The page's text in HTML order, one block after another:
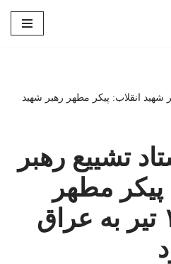
شهید انقلاب: پیکر مطهر رهبر شهید
تشییع رهبر
مطهر
رهبر شهید ۱۷ تیر به عراق